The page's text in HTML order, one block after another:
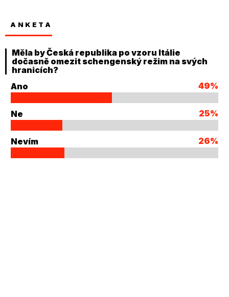
ANKETA
Měla by Česká republika po vzoru Itálie
dočasně omezit schengenský režim na svých
hranicích?
Ano
49%
Ne 25%
Nevím 26%